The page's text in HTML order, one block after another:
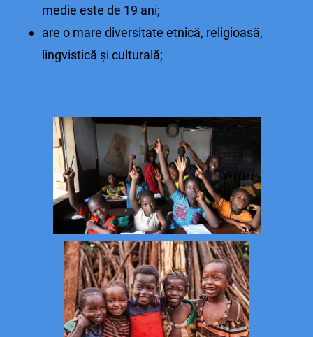
medie este de 19 ani;
are o mare diversitate etnică, religioasă,
lingvistică și culturală;